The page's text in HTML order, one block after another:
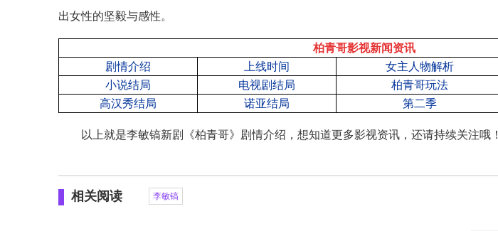
出女性的坚毅与感性。
柏青哥影视新闻资讯
剧情介绍
上线时间 女主人物解析
小说结局
电视剧结局 柏青哥玩法
高汉秀结局
诺亚结局 第二季
以上就是李敏镐新剧《柏青哥》剧情介绍，想知道更多影视资讯，还请持续关注哦！
相关阅读 李敏镐